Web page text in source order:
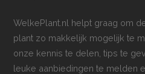
WelkePlant.nl helpt graag om
plant zo makkelijk mogelijk te
onze kennis te delen, tips te
leuke aanbiedingen te melden